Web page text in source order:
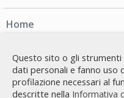
Home
Magazzino online
Collaudo lastre
Collaudo blocchi
Questo sito o gli
dati personali e fanno uso
profilazione necessari al
descritte nella Informativa